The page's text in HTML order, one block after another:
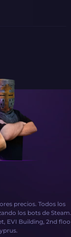
precios. Todos los
los bots de Steam.
EVI Building, 2nd